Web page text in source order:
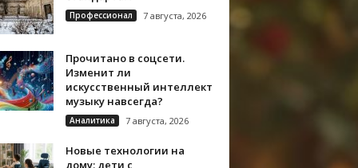
Профессионал 7 августа, 2026
Прочитано в соцсети.
Изменит ли
искусственный интеллект
музыку навсегда?
Аналитика 7 августа, 2026
Новые технологии на
дому: дети с